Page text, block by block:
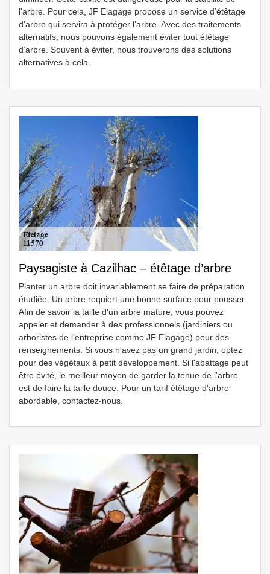
l'arbre. Pour cela, JF Elagage propose un service d’étêtage
d’arbre qui servira à protéger l’arbre. Avec des traitements
alternatifs, nous pouvons également éviter tout étêtage
d’arbre. Souvent à éviter, nous trouverons des solutions
alternatives à cela.
Paysagiste à Cazilhac – étêtage d’arbre
Planter un arbre doit invariablement se faire de préparation
étudiée. Un arbre requiert une bonne surface pour pousser.
Afin de savoir la taille d'un arbre mature, vous pouvez
appeler et demander à des professionnels (jardiniers ou
arboristes de l'entreprise comme JF Elagage) pour des
renseignements. Si vous n'avez pas un grand jardin, optez
pour des végétaux à petit développement. Si l'abattage peut
être évité, le meilleur moyen de garder la tenue de l'arbre
est de faire la taille douce. Pour un tarif étêtage d'arbre
abordable, contactez-nous.